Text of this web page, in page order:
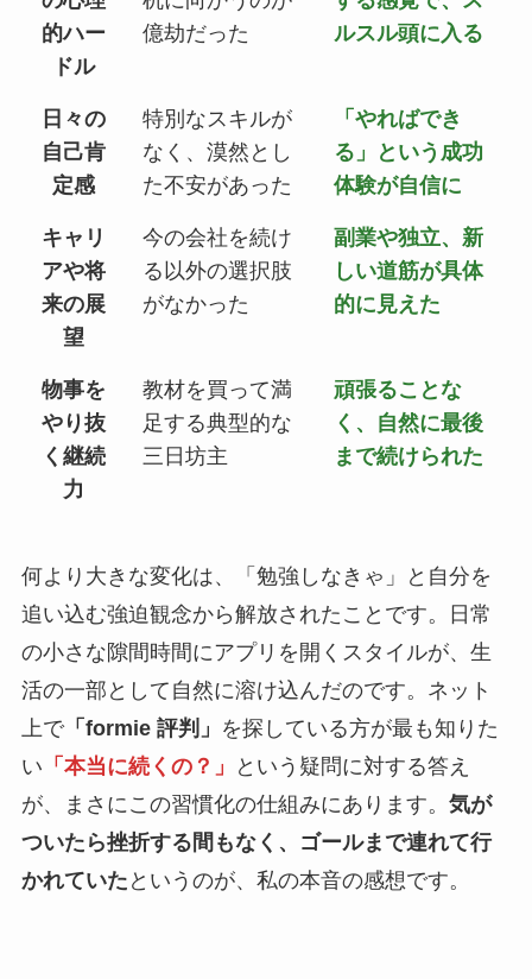
的ハー
ドル
億劫だった
ルスル頭に入る
日々の
自己肯
定感
特別なスキルが
なく、漠然とし
た不安があった
「やればでき
る」という成功
体験が自信に
キャリ
アや将
来の展
望
今の会社を続け
る以外の選択肢
がなかった
副業や独立、新
しい道筋が具体
的に見えた
物事を
やり抜
く継続
力
教材を買って満
足する典型的な
三日坊主
頑張ることな
く、自然に最後
まで続けられた
何より大きな変化は、「勉強しなきゃ」と自分を
追い込む強迫観念から解放されたことです。日常
の小さな隙間時間にアプリを開くスタイルが、生
活の一部として自然に溶け込んだのです。ネット
上で「formie 評判」 を探している方が最も知りた
い 「本当に続くの？」
という疑問に対する答え
が、まさにこの習慣化の仕組みにあります。 気が
ついたら挫折する間もなく、ゴールまで連れて行
かれていた というのが、私の本音の感想です。